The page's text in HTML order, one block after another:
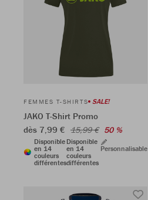
FEMMES T-SHIRTS SALE!
JAKO T-Shirt Promo
dès 7,99 € 15,99 € 50 %
Disponible
en 14
couleurs
différentes
Disponible
en 14
couleurs
différentes
Personnalisable